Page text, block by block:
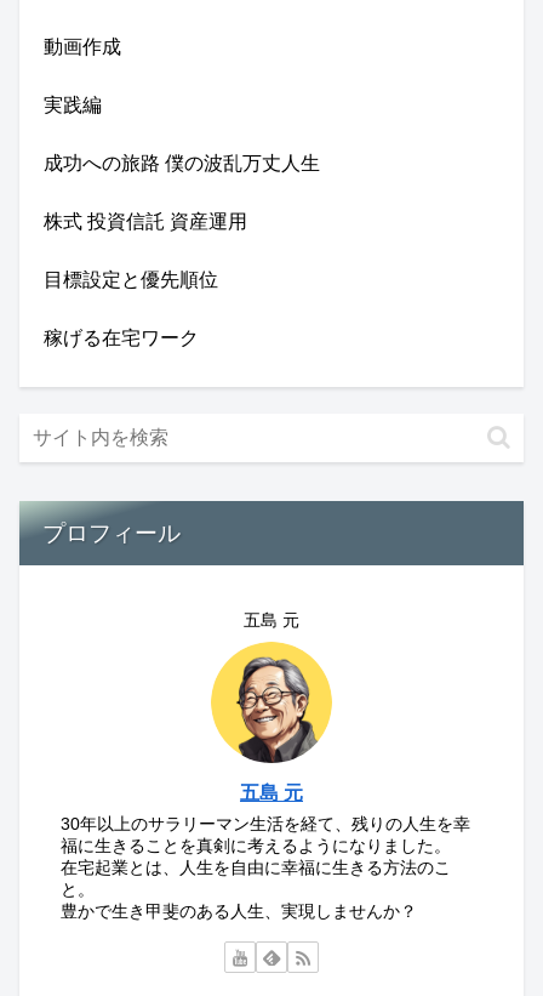
動画作成
実践編
成功への旅路 僕の波乱万丈人生
株式 投資信託 資産運用
目標設定と優先順位
稼げる在宅ワーク
プロフィール
五島 元
五島 元
30年以上のサラリーマン生活を経て、残りの人生を幸
福に生きることを真剣に考えるようになりました。
在宅起業とは、人生を自由に幸福に生きる方法のこ
と。
豊かで生き甲斐のある人生、実現しませんか？